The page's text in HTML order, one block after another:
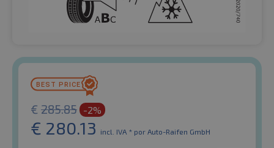
€ 285.85 -2%
€ 280.13 incl. IVA * por Auto-Raifen GmbH